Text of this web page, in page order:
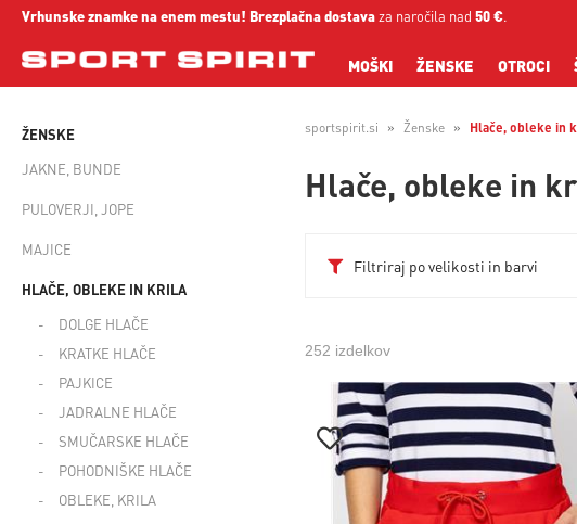
Vrhunske znamke na enem mestu! Brezplačna dostavaza naročila nad 50 €.
MOŠKI ŽENSKE OTROCI
ŽENSKE
JAKNE, BUNDE
PULOVERJI, JOPE
MAJICE
HLAČE, OBLEKE IN KRILA
DOLGE HLAČE
KRATKE HLAČE
PAJKICE
JADRALNE HLAČE
SMUČARSKE HLAČE
POHODNIŠKE HLAČE
OBLEKE, KRILA
sportspirit.si Ženske Hlače, obleke in
Hlače, obleke in
Filtriraj po velikosti in barvi
252 izdelkov